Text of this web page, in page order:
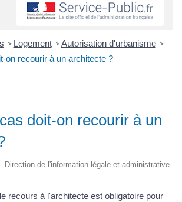
> Logement > Autorisation d'urbanisme >
on recourir à un architecte ?
doit-on recourir à un
Direction de l'information légale et administrative
recours à l'architecte est obligatoire pour